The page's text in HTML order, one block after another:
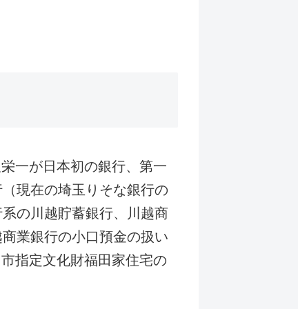
一が日本初の銀行、第一
現在の埼玉りそな銀行の
の川越貯蓄銀行、川越商
業銀行の小口預金の扱い
指定文化財福田家住宅の